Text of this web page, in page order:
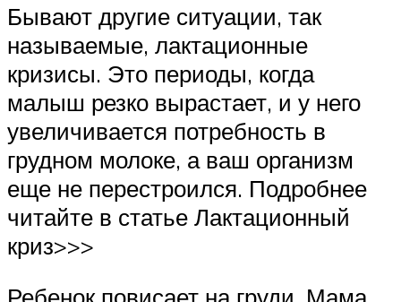
Бывают другие ситуации, так
называемые, лактационные
кризисы. Это периоды, когда
малыш резко вырастает, и у него
увеличивается потребность в
грудном молоке, а ваш организм
еще не перестроился. Подробнее
читайте в статье Лактационный
криз>>>